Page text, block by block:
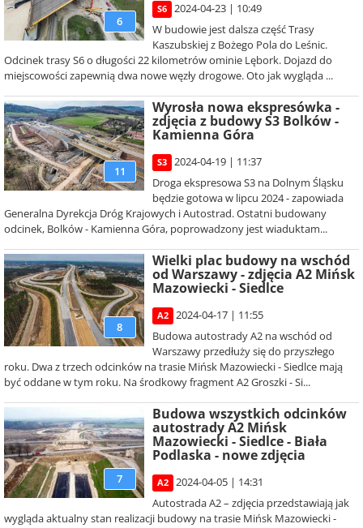
6
S6
2024-04-23 | 10:49
W budowie jest dalsza część Trasy
Kaszubskiej z Bożego Pola do Leśnic.
Odcinek trasy S6 o długości 22 kilometrów ominie Lębork. Dojazd do
miejscowości zapewnią dwa nowe węzły drogowe. Oto jak wygląda ...
11
Wyrosła nowa ekspresówka -
zdjęcia z budowy S3 Bolków -
Kamienna Góra
S3
2024-04-19 | 11:37
Droga ekspresowa S3 na Dolnym Śląsku
będzie gotowa w lipcu 2024 - zapowiada
Generalna Dyrekcja Dróg Krajowych i Autostrad. Ostatni budowany
odcinek, Bolków - Kamienna Góra, poprowadzony jest wiaduktam...
8
Wielki plac budowy na wschód
od Warszawy - zdjęcia A2 Mińsk
Mazowiecki - Siedlce
A2
2024-04-17 | 11:55
Budowa autostrady A2 na wschód od
Warszawy przedłuży się do przyszłego
roku. Dwa z trzech odcinków na trasie Mińsk Mazowiecki - Siedlce mają
być oddane w tym roku. Na środkowy fragment A2 Groszki - Si...
7
Budowa wszystkich odcinków
autostrady A2 Mińsk
Mazowiecki - Siedlce - Biała
Podlaska - nowe zdjęcia
A2
2024-04-05 | 14:31
Autostrada A2 – zdjęcia przedstawiają jak
wygląda aktualny stan realizacji budowy na trasie Mińsk Mazowiecki -